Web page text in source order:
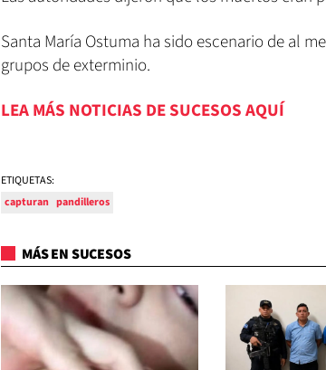
Santa María Ostuma ha sido escenario de al
grupos de exterminio.
LEA MÁS NOTICIAS DE SUCESOS AQUÍ
ETIQUETAS:
capturan pandilleros
MÁS EN SUCESOS